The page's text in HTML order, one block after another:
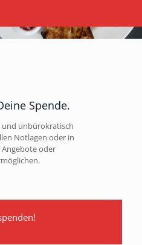
Spende.
und unbürokratisch
Notlagen oder in
Angebote oder